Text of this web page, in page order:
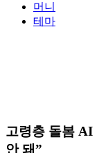
머니
테마
고령층 돌봄 AI
안 돼”